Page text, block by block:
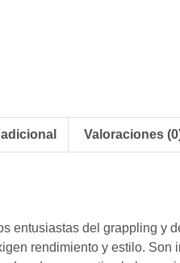
Valoraciones
entusiastas del grappling y
rendimiento y estilo.